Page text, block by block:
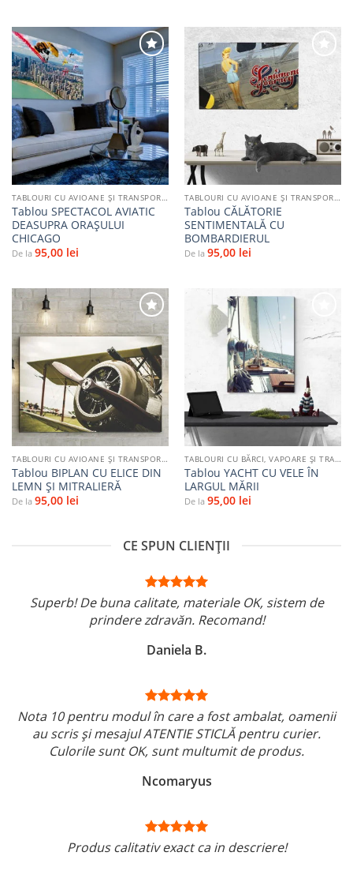
Adaugă
la
favorite
TABLOURI CU AVIOANE ȘI TRANSPORT AERIAN
Tablou SPECTACOL AVIATIC
DEASUPRA ORAȘULUI
CHICAGO
De la 95,00 lei
TABLOURI CU AVIOANE ȘI TRANSPORT AERIAN
Tablou CĂLĂTORIE
SENTIMENTALĂ CU
BOMBARDIERUL
De la 95,00 lei
Adaugă
la
favorite
TABLOURI CU AVIOANE ȘI TRANSPORT AERIAN
Tablou BIPLAN CU ELICE DIN
LEMN ȘI MITRALIERĂ
De la 95,00 lei
favorite
TABLOURI CU BĂRCI, VAPOARE ȘI TRANSPORT PE APĂ
Tablou YACHT CU VELE ÎN
LARGUL MĂRII
De la 95,00 lei
CE SPUN CLIENȚII
Superb! De buna calitate, materiale OK, sistem de
prindere zdravăn. Recomand!
Daniela B.
Nota 10 pentru modul în care a fost ambalat, oamenii
au scris și mesajul ATENTIE STICLĂ pentru curier.
Culorile sunt OK, sunt multumit de produs.
Ncomaryus
Produs calitativ exact ca in descriere!